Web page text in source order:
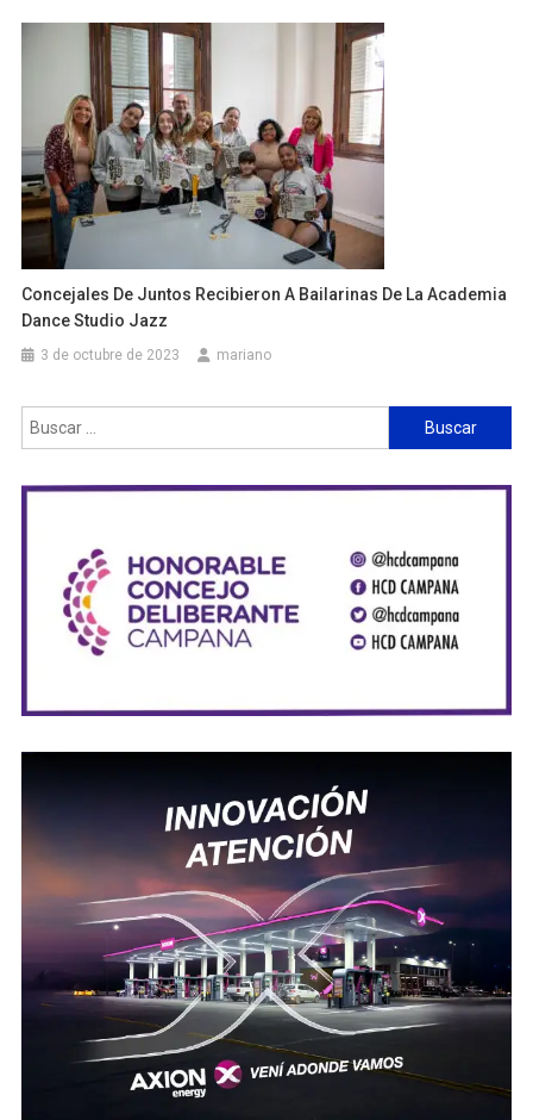
Concejales De Juntos Recibieron A Bailarinas De La Academia
Dance Studio Jazz
3 de octubre de 2023 mariano
Buscar: